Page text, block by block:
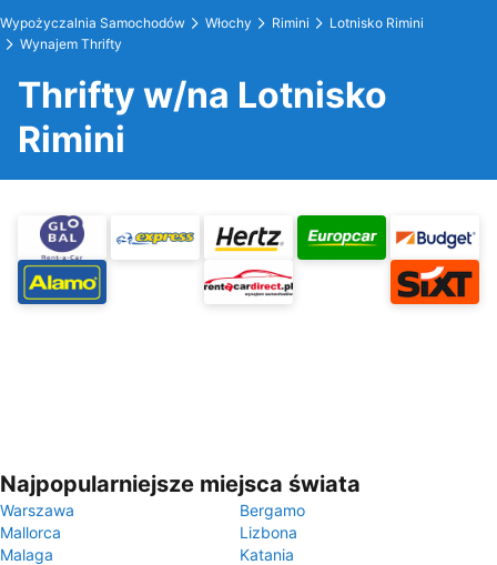
Wypożyczalnia Samochodów Włochy Rimini
Lotnisko Rimini
Wynajem Thrifty
Thrifty w/na Lotnisko
Rimini
Najpopularniejsze miejsca świata
Warszawa
Bergamo
Mallorca
Lizbona
Malaga
Katania